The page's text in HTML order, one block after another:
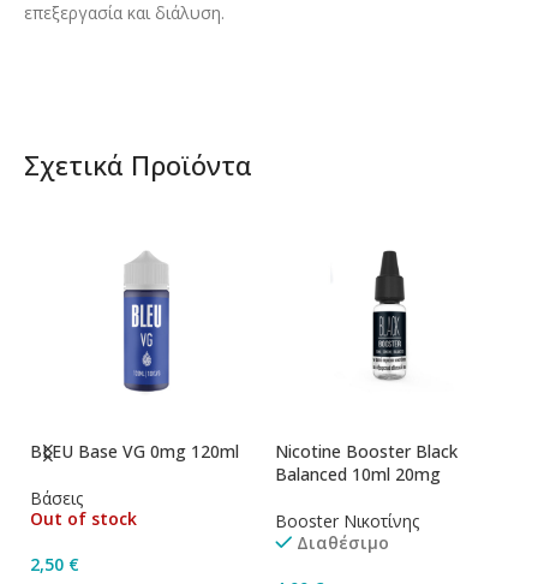
επεξεργασία και διάλυση.
Σχετικά Προϊόντα
BLEU Base VG 0mg 120ml
Βάσεις
Out of stock
2,50 €
Nicotine Booster Black
Balanced 10ml 20mg
Booster Νικοτίνης
Διαθέσιμο